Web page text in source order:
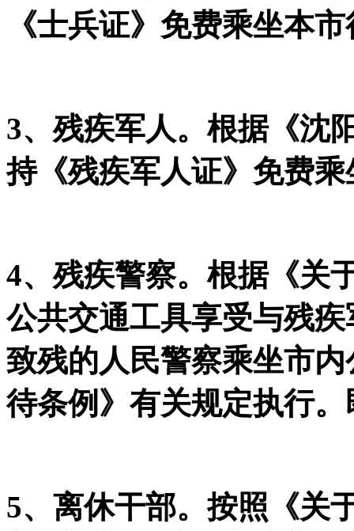
《士兵证》免费乘坐本
3、残疾军人。根据《沈
持《残疾军人证》免费
4、残疾警察。根据《关
公共交通工具享受与残
致残的人民警察乘坐市
待条例》有关规定执行
5、离休干部。按照《关